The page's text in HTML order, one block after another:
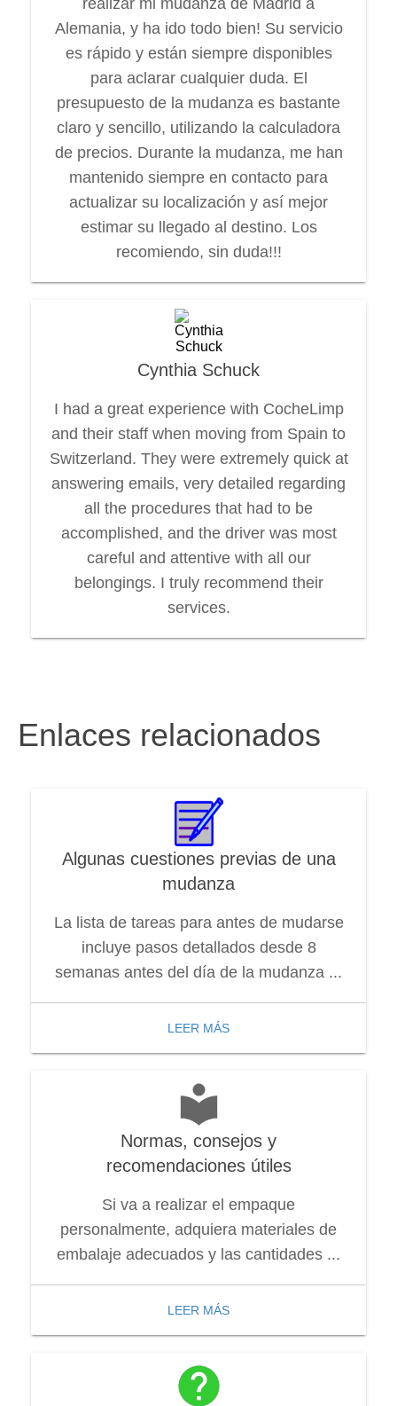
realizar mi mudanza de Madrid a
Alemania, y ha ido todo bien! Su servicio
es rápido y están siempre disponibles
para aclarar cualquier duda. El
presupuesto de la mudanza es bastante
claro y sencillo, utilizando la calculadora
de precios. Durante la mudanza, me han
mantenido siempre en contacto para
actualizar su localización y así mejor
estimar su llegado al destino. Los
recomiendo, sin duda!!!
Cynthia Schuck
I had a great experience with CocheLimp
and their staff when moving from Spain to
Switzerland. They were extremely quick at
answering emails, very detailed regarding
all the procedures that had to be
accomplished, and the driver was most
careful and attentive with all our
belongings. I truly recommend their
services.
Enlaces relacionados
Algunas cuestiones previas de una
mudanza
La lista de tareas para antes de mudarse
incluye pasos detallados desde 8
semanas antes del día de la mudanza ...
LEER MÁS
Normas, consejos y
recomendaciones útiles
Si va a realizar el empaque
personalmente, adquiera materiales de
embalaje adecuados y las cantidades ...
LEER MÁS